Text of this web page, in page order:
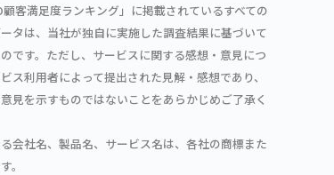
顧客満足度ランキング」に掲載されているすべての
タは、当社が独自に実施した調査結果に基づいて
です。ただし、サービスに関する感想・意見につ
ス利用者によって提出された見解・感想であり、
見を示すものではないことをあらかじめご了承く
会社名、製品名、サービス名は、各社の商標また
。